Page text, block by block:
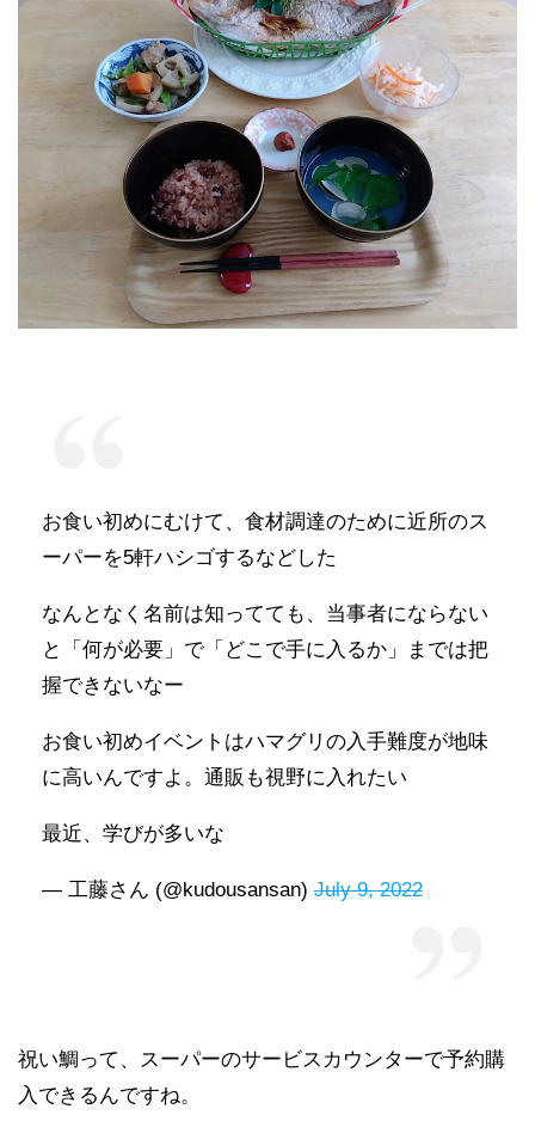
お食い初めにむけて、食材調達のために近所のス
ーパーを5軒ハシゴするなどした
なんとなく名前は知ってても、当事者にならない
と「何が必要」で「どこで手に入るか」までは把
握できないなー
お食い初めイベントはハマグリの入手難度が地味
に高いんですよ。通販も視野に入れたい
最近、学びが多いな
— 工藤さん (@kudousansan) July 9, 2022
祝い鯛って、スーパーのサービスカウンターで予約購
入できるんですね。